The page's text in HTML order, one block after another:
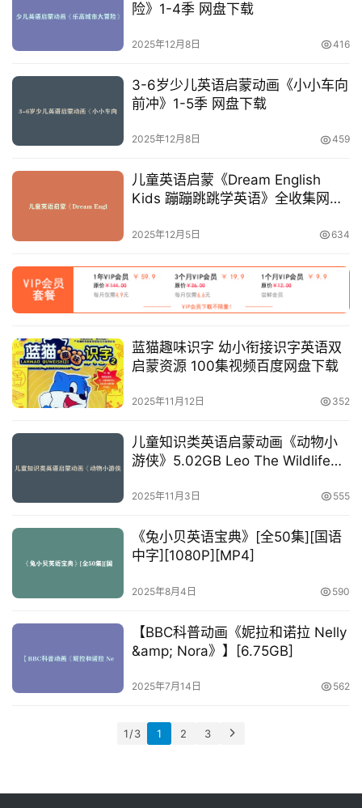
资
高
资
料
启
蒙
儿
童
英
启
险》1-4季 网盘下载
2025年12月8日 416
3-6岁少儿英语启蒙动画《小小车向
前冲》1-5季 网盘下载
2025年12月8日 459
儿童英语启蒙《Dream English
Kids 蹦蹦跳跳学英语》全收集网盘
2025年12月5日 634
蓝猫趣味识字 幼小衔接识字英语双
启蒙资源 100集视频百度网盘下载
2025年11月12日 352
儿童知识类英语启蒙动画《动物小
游侠》5.02GB Leo The Wildlife
2025年11月3日 555
《兔小贝英语宝典》[全50集][国语
中字][1080P][MP4]
2025年8月4日 590
【BBC科普动画《妮拉和诺拉 Nelly
&amp; Nora》】[6.75GB]
2025年7月14日 562
1 / 3 1 2 3